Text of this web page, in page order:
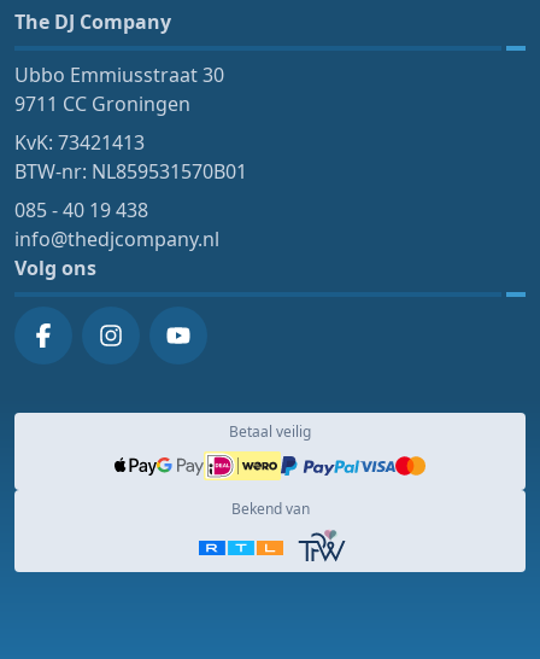
The DJ Company
Ubbo Emmiusstraat 30
9711 CC Groningen
KvK: 73421413
BTW-nr: NL859531570B01
085 - 40 19 438
info@thedjcompany.nl
Volg ons
Betaal veilig
Bekend van